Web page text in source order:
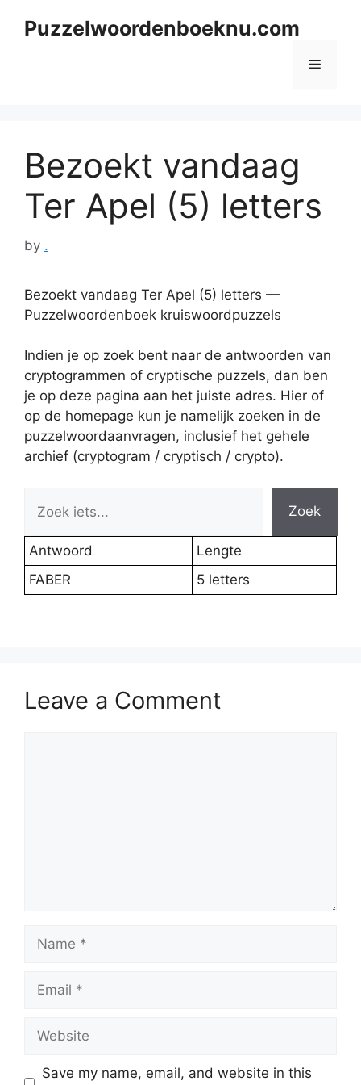
Puzzelwoordenboeknu.com
Menu
Bezoekt vandaag
Ter Apel (5) letters
by .
Bezoekt vandaag Ter Apel (5) letters —
Puzzelwoordenboek kruiswoordpuzzels
Indien je op zoek bent naar de antwoorden van
cryptogrammen of cryptische puzzels, dan ben
je op deze pagina aan het juiste adres. Hier of
op de homepage kun je namelijk zoeken in de
puzzelwoordaanvragen, inclusief het gehele
archief (cryptogram / cryptisch / crypto).
Zoek
Antwoord
Lengte
FABER
5 letters
Leave a Comment
Save my name, email, and website in this